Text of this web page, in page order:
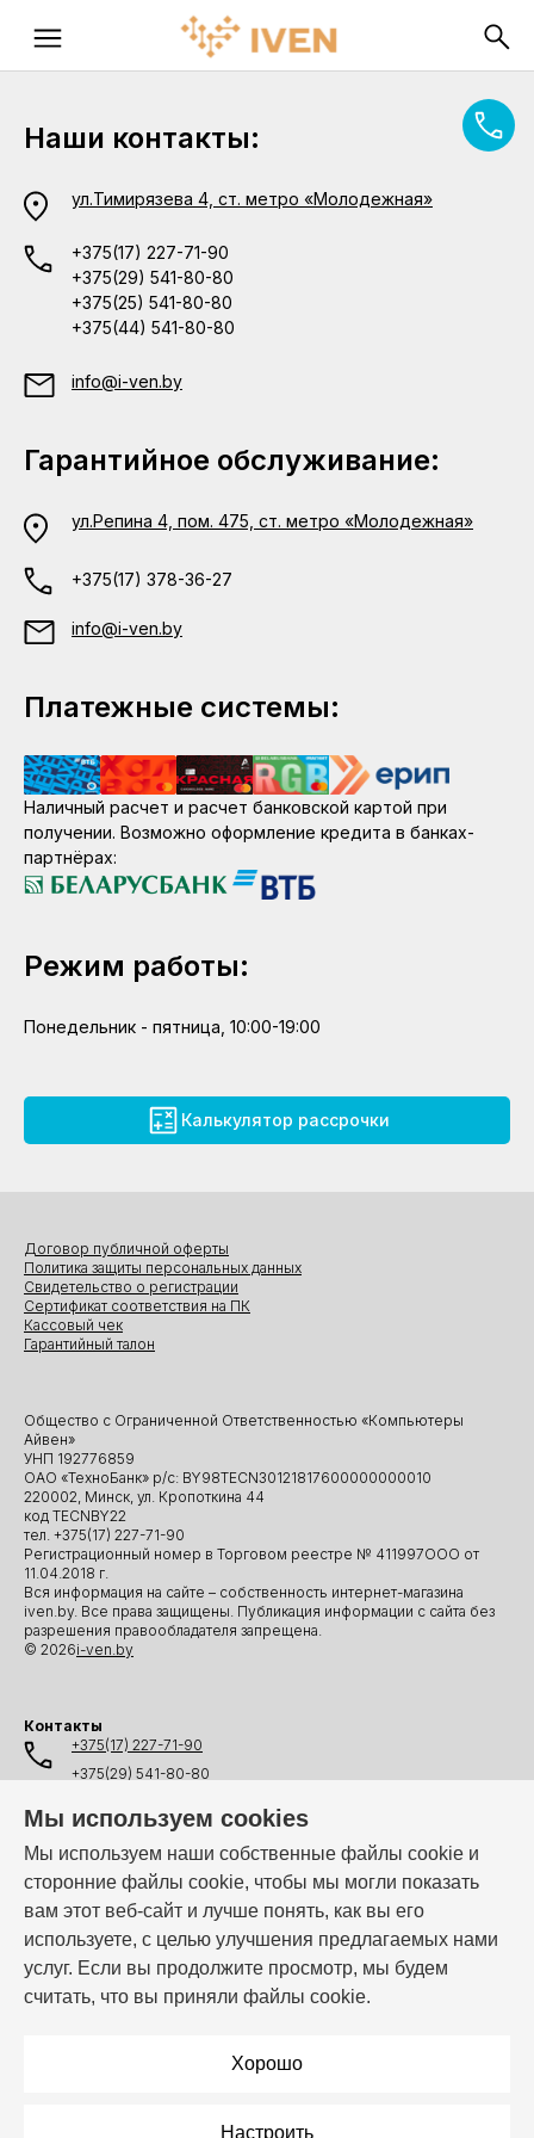
Мы используем cookies
Мы используем наши собственные файлы cookie и
сторонние файлы cookie, чтобы мы могли показать
вам этот веб-сайт и лучше понять, как вы его
используете, с целью улучшения предлагаемых нами
услуг. Если вы продолжите просмотр, мы будем
считать, что вы приняли файлы cookie.
Хорошо
Настроить
Наши контакты:
ул.Тимирязева 4, ст. метро «Молодежная»
+375(17) 227-71-90
+375(29) 541-80-80
+375(25) 541-80-80
+375(44) 541-80-80
info@i-ven.by
Гарантийное обслуживание:
ул.Репина 4, пом. 475, ст. метро «Молодежная»
+375(17) 378-36-27
info@i-ven.by
Платежные системы:
Наличный расчет и расчет банковской картой при
получении. Возможно оформление кредита в банках-
партнёрах:
Режим работы:
Понедельник - пятница, 10:00-19:00
Калькулятор рассрочки
Общество с Ограниченной Ответственностью «Компьютеры
Айвен»
УНП 192776859
ОАО «ТехноБанк» р/с: BY98TECN30121817600000000010
220002, Минск, ул. Кропоткина 44
код TECNBY22
тел. +375(17) 227-71-90
Регистрационный номер в Торговом реестре № 411997ООО от
11.04.2018 г.
Вся информация на сайте – собственность интернет-магазина
iven.by. Все права защищены. Публикация информации с сайта без
разрешения правообладателя запрещена.
© 2026i-ven.by
Договор публичной оферты
Политика защиты персональных данных
Свидетельство о регистрации
Сертификат соответствия на ПК
Кассовый чек
Гарантийный талон
Контакты
+375(17) 227-71-90
+375(29) 541-80-80
+375(44) 541-80-80
info@i-ven.by
Мы в мессенджерах:
Режим работы: Пн–Пт: 10:00 – 19:00